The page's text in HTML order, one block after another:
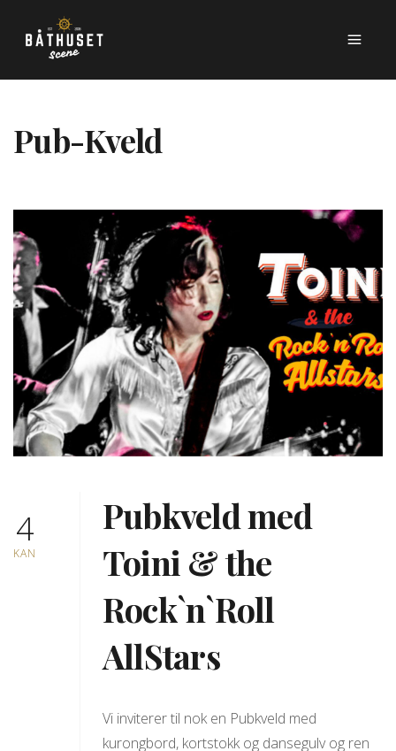
Pub-Kveld
4
KAN
Pubkveld med
Toini & the
Rock`n`Roll
AllStars
Vi inviterer til nok en Pubkveld med
kurongbord, kortstokk og dansegulv og ren